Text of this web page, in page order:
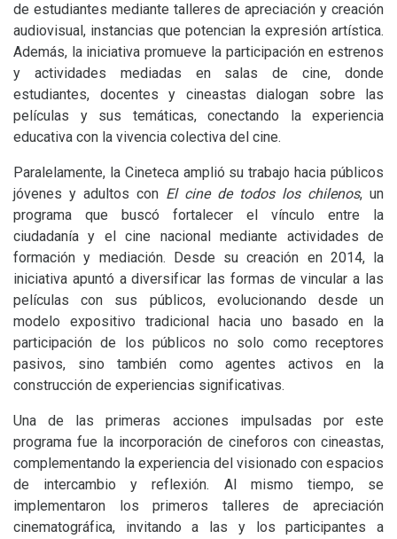
de estudiantes mediante talleres de apreciación y creación
audiovisual, instancias que potencian la expresión artística.
Además, la iniciativa promueve la participación en estrenos
y actividades mediadas en salas de cine, donde
estudiantes, docentes y cineastas dialogan sobre las
películas y sus temáticas, conectando la experiencia
educativa con la vivencia colectiva del cine.
Paralelamente, la Cineteca amplió su trabajo hacia públicos
jóvenes y adultos con El cine de todos los chilenos, un
programa que buscó fortalecer el vínculo entre la
ciudadanía y el cine nacional mediante actividades de
formación y mediación. Desde su creación en 2014, la
iniciativa apuntó a diversificar las formas de vincular a las
películas con sus públicos, evolucionando desde un
modelo expositivo tradicional hacia uno basado en la
participación de los públicos no solo como receptores
pasivos, sino también como agentes activos en la
construcción de experiencias significativas.
Una de las primeras acciones impulsadas por este
programa fue la incorporación de cineforos con cineastas,
complementando la experiencia del visionado con espacios
de intercambio y reflexión. Al mismo tiempo, se
implementaron los primeros talleres de apreciación
cinematográfica, invitando a las y los participantes a